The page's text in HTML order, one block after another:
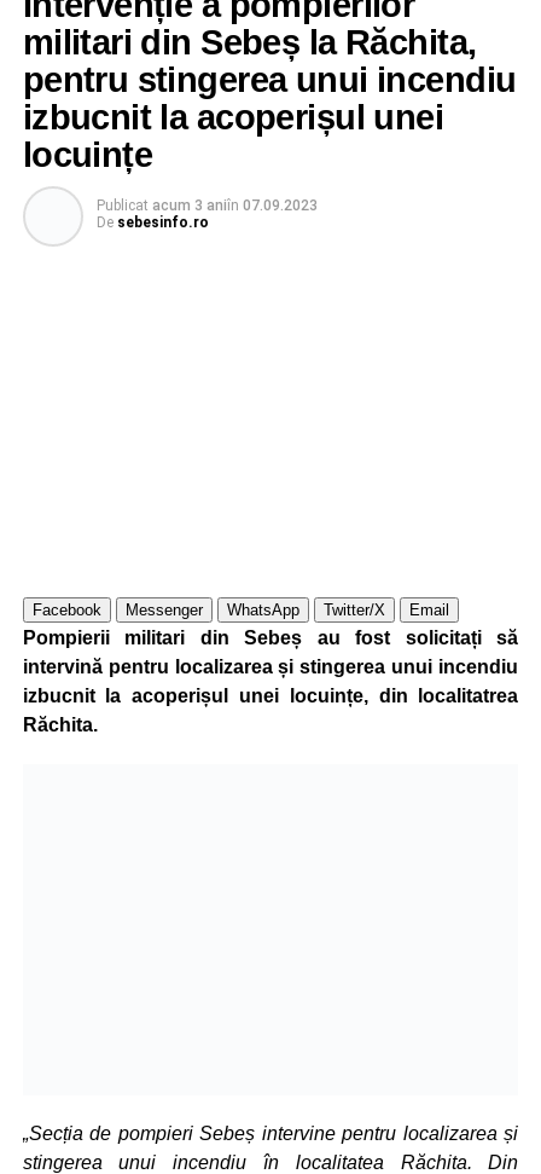
militari din Sebeș la Răchita,
pentru stingerea unui incendiu
izbucnit la acoperișul unei
locuințe
Publicat acum 3 aniîn 07.09.2023
De sebesinfo.ro
Facebook Messenger WhatsApp Twitter/X Email
Pompierii militari din Sebeș au fost solicitați să
intervină pentru localizarea și stingerea unui incendiu
izbucnit la acoperișul unei locuințe, din localitatrea
Răchita.
„Secția de pompieri Sebeș intervine pentru localizarea și
stingerea unui incendiu în localitatea Răchita. Din